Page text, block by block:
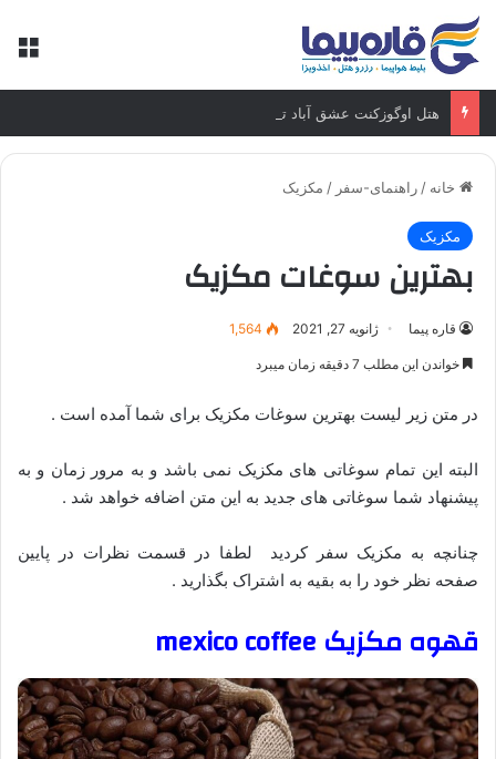
هتل اوگوزکنت عشق آباد ترکمنستان
خانه /راهنمای-سفر / مکزیک
مکزیک
بهترین سوغات مکزیک
قاره پیما ژانویه 27, 2021 1,564
خواندن این مطلب 7 دقیقه زمان میبرد
در متن زیر لیست بهترین سوغات مکزیک برای شما آمده است .
البته این تمام سوغاتی های مکزیک نمی باشد و به مرور زمان و به
پیشنهاد شما سوغاتی های جدید به این متن اضافه خواهد شد .
چنانچه به مکزیک سفر کردید لطفا در قسمت نظرات در پایین
صفحه نظر خود را به بقیه به اشتراک بگذارید .
قهوه مکزیک mexico coffee